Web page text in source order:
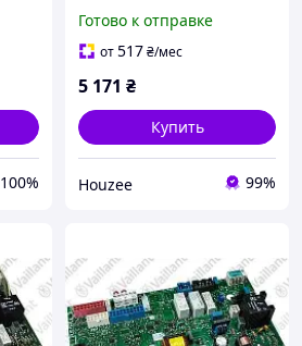
100%
управление
исполнительными
Готово к отправке
от517₴/мес
5 171 ₴
Купить
Houzee 99%